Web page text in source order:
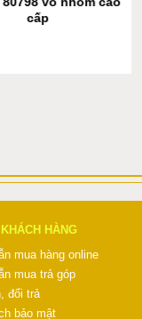
cấp
HÀNG
mua hàng online
mua trả góp
đổi trả
bảo mật